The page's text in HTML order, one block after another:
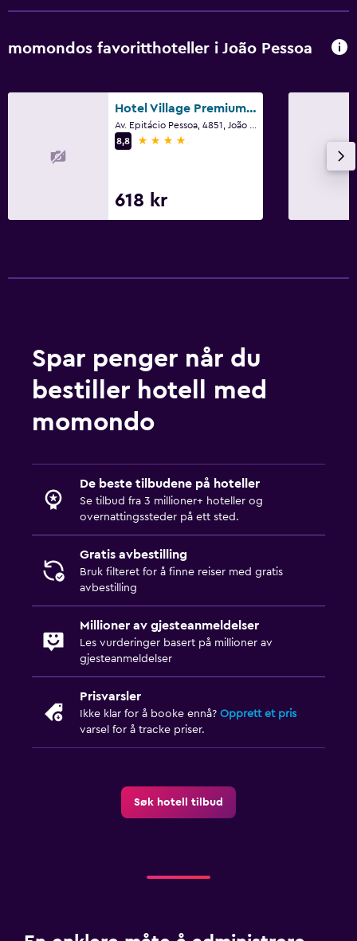
momondos favoritthoteller i João Pessoa
Hotel Village Premium Joao Pessoa
8,8
4 stjerner
618 kr
Spar penger når du
bestiller hotell med
momondo
De beste tilbudene på hoteller
Se tilbud fra 3 millioner+ hoteller og
overnattingssteder på ett sted.
Gratis avbestilling
Bruk filteret for å finne reiser med gratis
avbestilling
Millioner av gjesteanmeldelser
Les vurderinger basert på millioner av
gjesteanmeldelser
Prisvarsler
Ikke klar for å booke ennå? Opprett et pris
varsel for å tracke priser.
Søk hotell tilbud